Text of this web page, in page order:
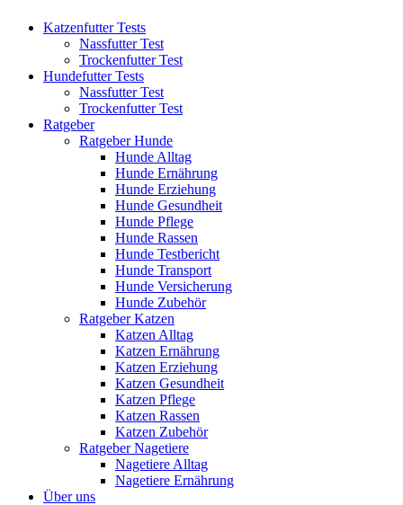
Katzenfutter Tests
Nassfutter Test
Trockenfutter Test
Hundefutter Tests
Nassfutter Test
Trockenfutter Test
Ratgeber
Ratgeber Hunde
Hunde Alltag
Hunde Ernährung
Hunde Erziehung
Hunde Gesundheit
Hunde Pflege
Hunde Rassen
Hunde Testbericht
Hunde Transport
Hunde Versicherung
Hunde Zubehör
Ratgeber Katzen
Katzen Alltag
Katzen Ernährung
Katzen Erziehung
Katzen Gesundheit
Katzen Pflege
Katzen Rassen
Katzen Zubehör
Ratgeber Nagetiere
Nagetiere Alltag
Nagetiere Ernährung
Über uns